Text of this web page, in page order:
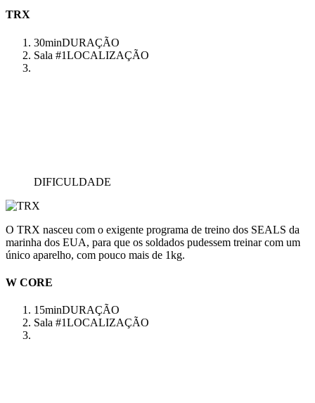
TRX
30minDURAÇÃO
Sala #1LOCALIZAÇÃO
DIFICULDADE
O TRX nasceu com o exigente programa de treino dos SEALS da
marinha dos EUA, para que os soldados pudessem treinar com um
único aparelho, com pouco mais de 1kg.
W CORE
15minDURAÇÃO
Sala #1LOCALIZAÇÃO